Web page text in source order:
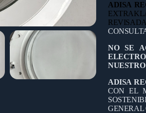
ADISA
NO SE
ADISA
CON EL
GENERAL